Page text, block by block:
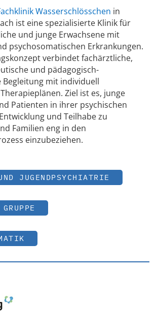
Wasserschlösschen in
ist eine spezialisierte Klinik für
und junge Erwachsene mit
psychosomatischen Erkrankungen.
verbindet fachärztliche,
und pädagogisch-
mit individuell
Ziel ist es, junge
Patienten in ihrer psychischen
und Teilhabe zu
Familien eng in den
einzubeziehen.
JUGENDPSYCHIATRIE